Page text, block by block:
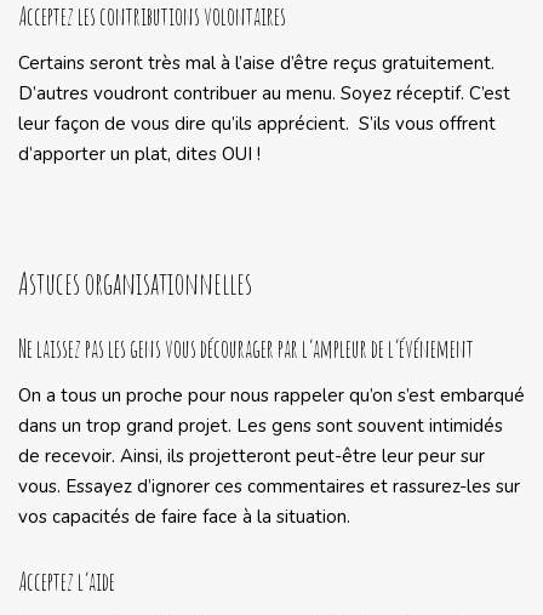
Acceptez les contributions volontaires
Certains seront très mal à l’aise d’être reçus gratuitement.
D’autres voudront contribuer au menu. Soyez réceptif. C’est
leur façon de vous dire qu’ils apprécient. S’ils vous offrent
d’apporter un plat, dites OUI !
Astuces organisationnelles
Ne laissez pas les gens vous décourager par l’ampleur de l’événement
On a tous un proche pour nous rappeler qu’on s’est embarqué
dans un trop grand projet. Les gens sont souvent intimidés
de recevoir. Ainsi, ils projetteront peut-être leur peur sur
vous. Essayez d’ignorer ces commentaires et rassurez-les sur
vos capacités de faire face à la situation.
Acceptez l’aide